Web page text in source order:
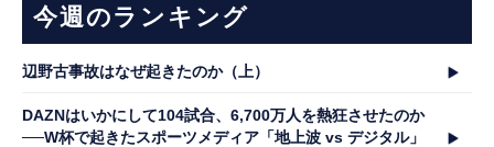
今週のランキング
辺野古事故はなぜ起きたのか（上）
DAZNはいかにして104試合、6,700万人を熱狂させたのか
──W杯で起きたスポーツメディア「地上波 vs デジタル」